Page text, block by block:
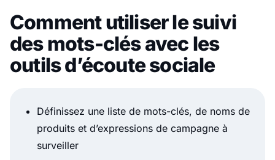
Comment utiliser le suivi
des mots-clés avec les
outils d’écoute sociale
Définissez une liste de mots-clés, de noms de
produits et d’expressions de campagne à
surveiller